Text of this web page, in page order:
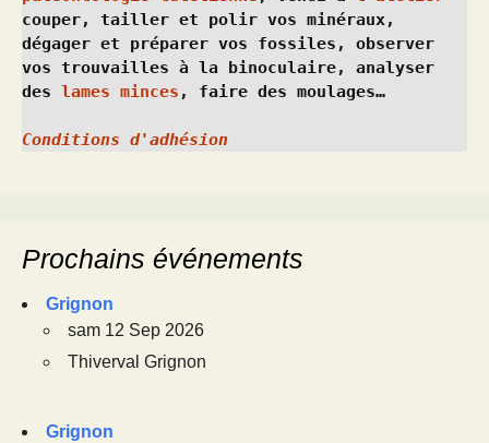
couper, tailler et polir vos minéraux,
dégager et préparer vos fossiles, observer
vos trouvailles à la binoculaire, analyser
des lames minces , faire des moulages…
Conditions d'adhésion
Prochains événements
Grignon
sam 12 Sep 2026
Thiverval Grignon
Grignon